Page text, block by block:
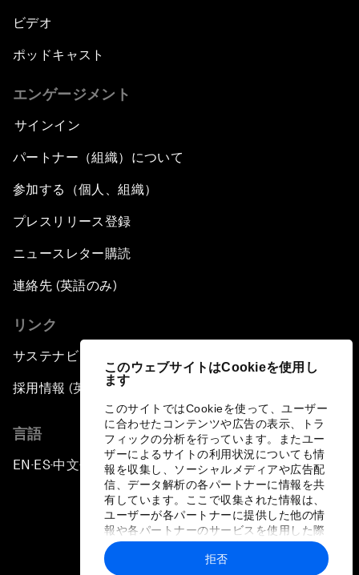
このウェブサイトはCookieを使用し
ます
このサイトではCookieを使って、ユーザー
に合わせたコンテンツや広告の表示、トラ
フィックの分析を行っています。またユー
ザーによるサイトの利用状況についても情
報を収集し、ソーシャルメディアや広告配
信、データ解析の各パートナーに情報を共
有しています。ここで収集された情報は、
ユーザーが各パートナーに提供した他の情
報や各パートナーのサービスを使用した際
に収集された情報と組み合わされ、各パー
トナーによって使用されることがありま
拒否
ビデオ
ポッドキャスト
エンゲージメント
サインイン
パートナー（組織）について
参加する（個人、組織）
プレスリリース登録
ニュースレター購読
連絡先 (英語のみ)
リンク
サステナビリティへの取り組み
採用情報 (英語のみ)
言語
EN ▪ ES▪中文▪ 日本語